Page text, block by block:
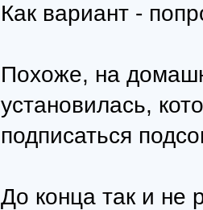
Как вариант -
Похоже, на
установилась,
подписаться
До конца так и не